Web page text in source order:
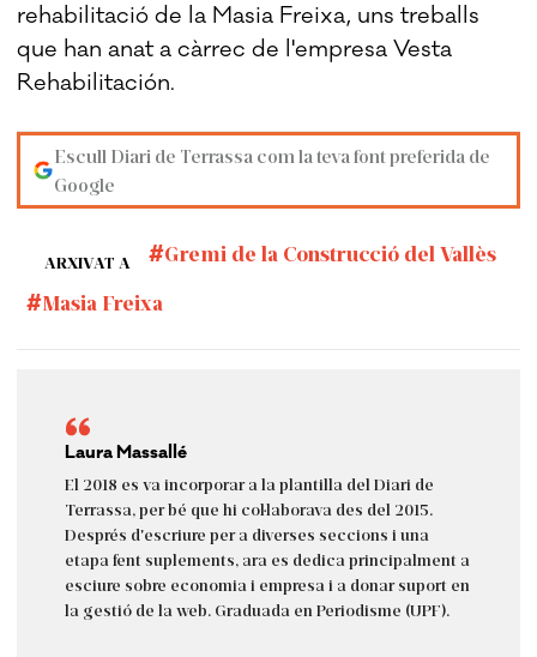
rehabilitació de la Masia Freixa, uns treballs
que han anat a càrrec de l'empresa Vesta
Rehabilitación.
Escull Diari de Terrassa com la teva font preferida de
Google
ARXIVAT A
Gremi de la Construcció del Vallès
Masia Freixa
Laura Massallé
El 2018 es va incorporar a la plantilla del Diari de
Terrassa, per bé que hi col·laborava des del 2015.
Després d'escriure per a diverses seccions i una
etapa fent suplements, ara es dedica principalment a
esciure sobre economia i empresa i a donar suport en
la gestió de la web. Graduada en Periodisme (UPF).